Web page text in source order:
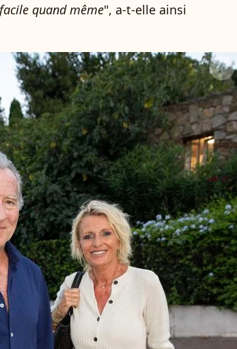
quand même", a-t-elle ainsi